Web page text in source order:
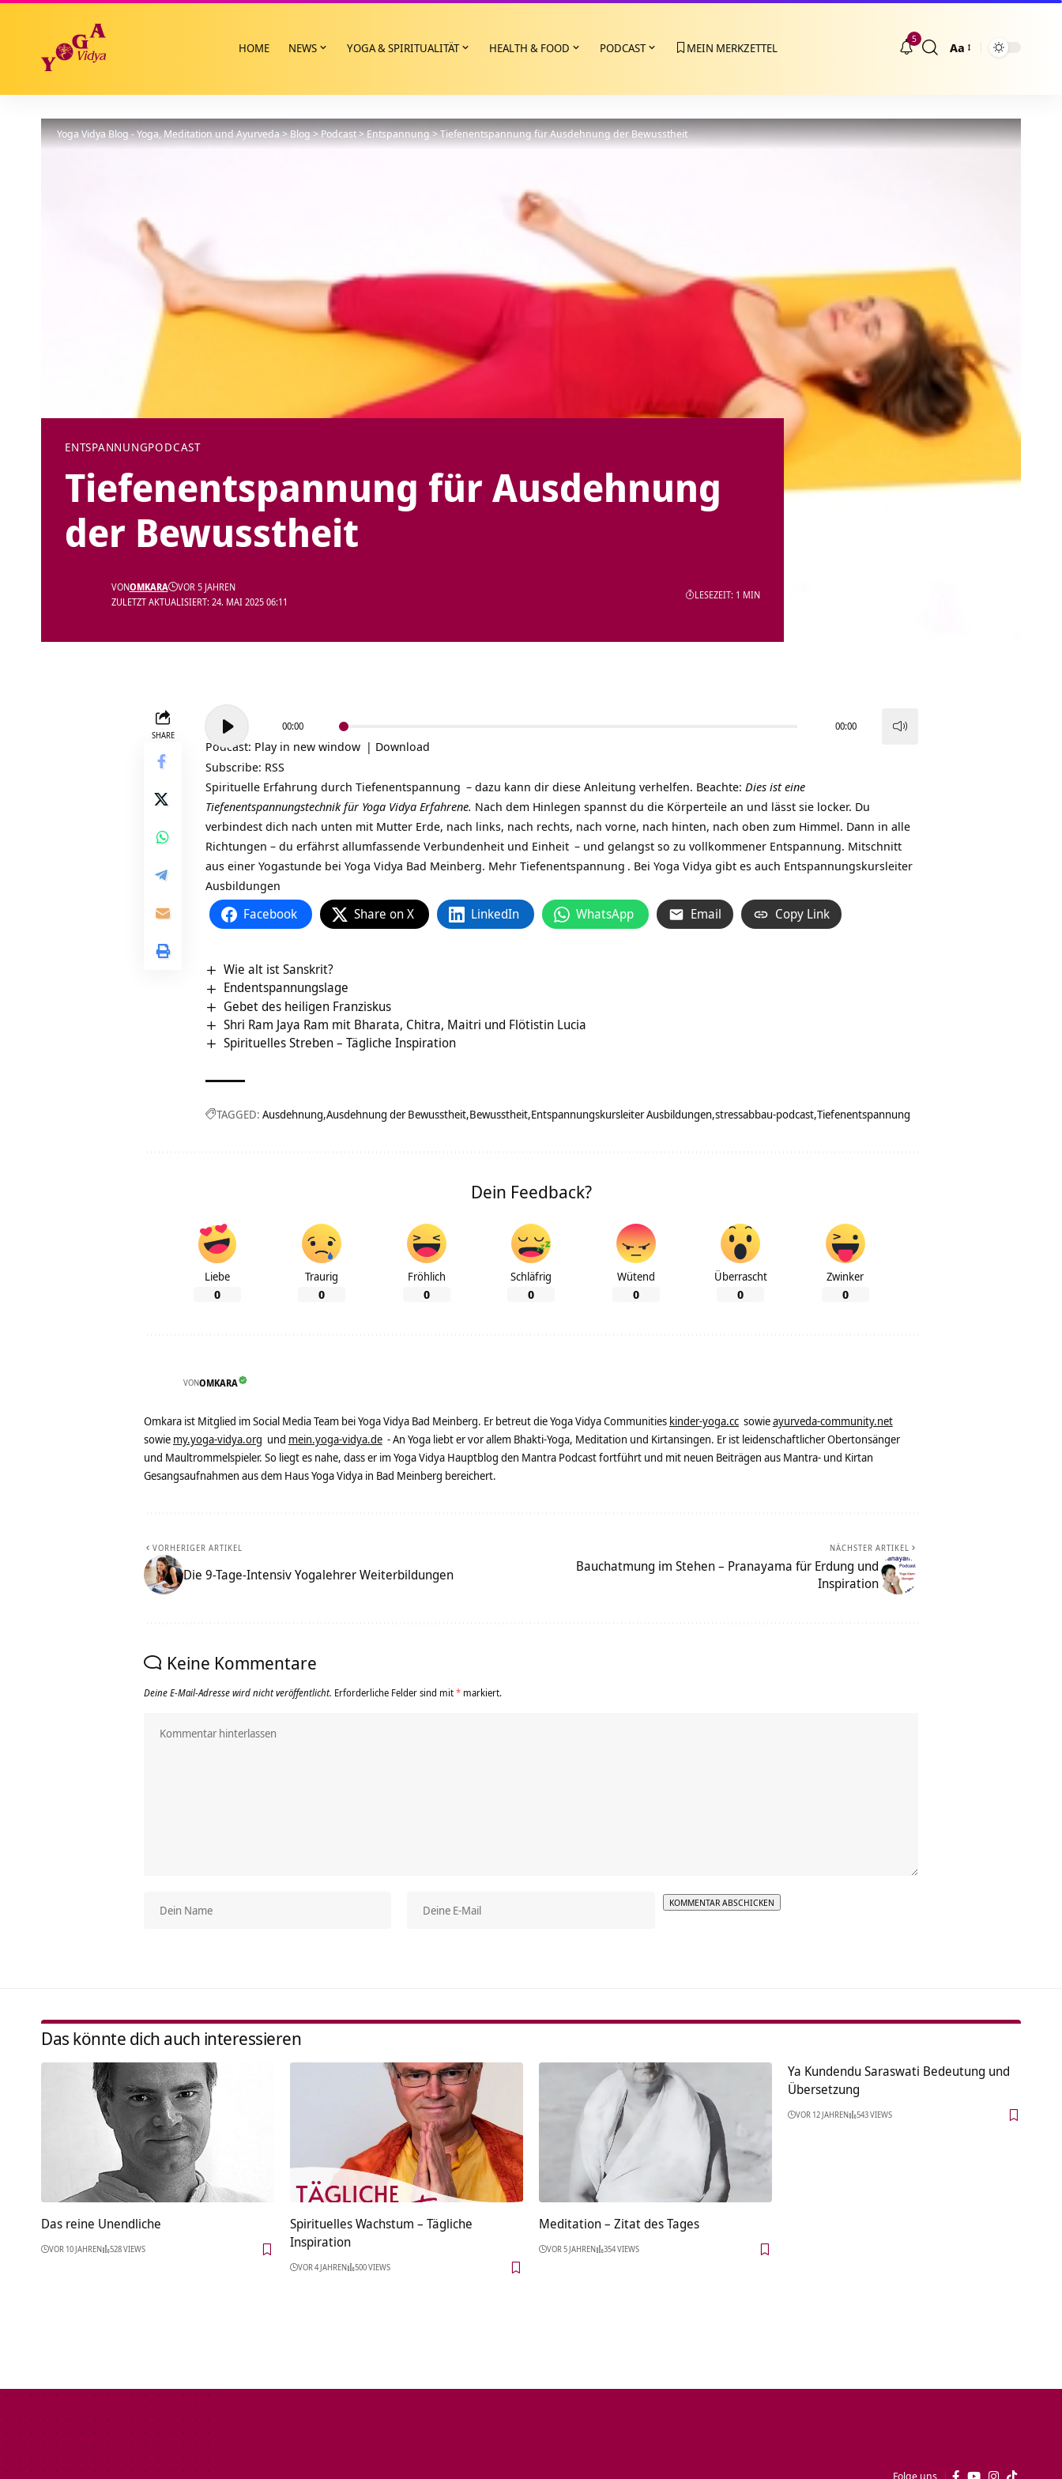
HOME NEWS YOGA & SPIRITUALITÄT HEALTH & FOOD PODCAST MEIN MERKZETTEL
5
Größenänderung
Aa
Yoga Vidya Blog - Yoga, Meditation und Ayurveda>Blog>Podcast>Entspannung>Tiefenentspannung für Ausdehnung der Bewusstheit
ENTSPANNUNGPODCAST
Tiefenentspannung für Ausdehnung
der Bewusstheit
ZULETZT AKTUALISIERT: 24. MAI 2025 06:11
VONOMKARA VOR 5 JAHREN
LESEZEIT: 1 MIN
SHARE
Player
00:00 00:00
Podcast: Play in new window | Download
Subscribe: RSS
Spirituelle Erfahrung durch Tiefenentspannung – dazu kann dir diese Anleitung verhelfen. Beachte: Dies ist eine
Tiefenentspannungstechnik für Yoga Vidya Erfahrene. Nach dem Hinlegen spannst du die Körperteile an und lässt sie locker. Du
verbindest dich nach unten mit Mutter Erde, nach links, nach rechts, nach vorne, nach hinten, nach oben zum Himmel. Dann in alle
Richtungen – du erfährst allumfassende Verbundenheit und Einheit – und gelangst so zu vollkommener Entspannung. Mitschnitt
aus einer Yogastunde bei Yoga Vidya Bad Meinberg. Mehr Tiefenentspannung . Bei Yoga Vidya gibt es auch Entspannungskursleiter
Ausbildungen
Facebook Share on X LinkedIn WhatsApp Email Copy Link
Wie alt ist Sanskrit?
Endentspannungslage
Gebet des heiligen Franziskus
Shri Ram Jaya Ram mit Bharata, Chitra, Maitri und Flötistin Lucia
Spirituelles Streben – Tägliche Inspiration
TAGGED: Ausdehnung Ausdehnung der Bewusstheit Bewusstheit Entspannungskursleiter Ausbildungen stressabbau-podcast Tiefenentspannung
Dein Feedback?
Liebe
0
Traurig
0
Fröhlich
0
Schläfrig
0
Wütend
0
Überrascht
0
Zwinker
0
VONOMKARA
Omkara ist Mitglied im Social Media Team bei Yoga Vidya Bad Meinberg. Er betreut die Yoga Vidya Communities kinder-yoga.cc sowieayurveda-community.net
sowie my.yoga-vidya.org und mein.yoga-vidya.de - An Yoga liebt er vor allem Bhakti-Yoga, Meditation und Kirtansingen. Er ist leidenschaftlicher Obertonsänger
und Maultrommelspieler. So liegt es nahe, dass er im Yoga Vidya Hauptblog den Mantra Podcast fortführt und mit neuen Beiträgen aus Mantra- und Kirtan
Gesangsaufnahmen aus dem Haus Yoga Vidya in Bad Meinberg bereichert.
VORHERIGER ARTIKEL
Die 9-Tage-Intensiv Yogalehrer Weiterbildungen
NÄCHSTER ARTIKEL
Bauchatmung im Stehen – Pranayama für Erdung und
Inspiration
Keine Kommentare
Deine E-Mail-Adresse wird nicht veröffentlicht. Erforderliche Felder sind mit* markiert.
Das könnte dich auch interessieren
Das reine Unendliche
VOR 10 JAHREN 528 VIEWS
Spirituelles Wachstum – Tägliche
Inspiration
VOR 4 JAHREN 500 VIEWS
Meditation – Zitat des Tages
VOR 5 JAHREN 354 VIEWS
Ya Kundendu Saraswati Bedeutung und
Übersetzung
VOR 12 JAHREN 543 VIEWS
Folge uns